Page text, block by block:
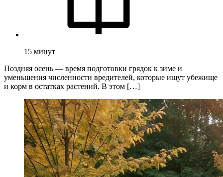
15 минут
Поздняя осень — время подготовки грядок к зиме и
уменьшения численности вредителей, которые ищут убежище
и корм в остатках растений. В этом […]